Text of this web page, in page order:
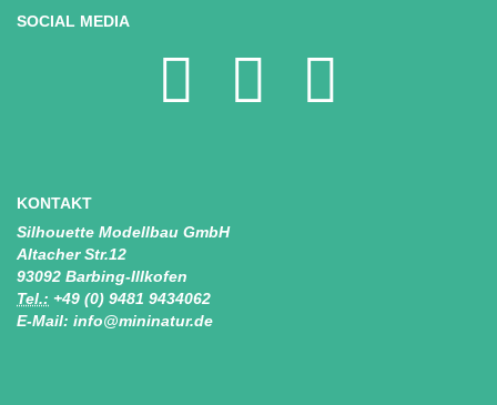
SOCIAL MEDIA
KONTAKT
Silhouette Modellbau GmbH
Altacher Str.12
93092 Barbing-Illkofen
Tel.: +49 (0) 9481 9434062
E-Mail: info@mininatur.de